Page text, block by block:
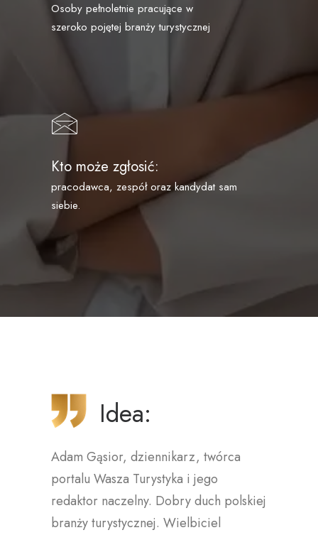
Osoby pełnoletnie pracujące w
szeroko pojętej branży turystycznej
Kto może zgłosić:
pracodawca, zespół oraz kandydat sam
siebie.
Idea:
Adam Gąsior, dziennikarz, twórca
portalu Wasza Turystyka i jego
redaktor naczelny. Dobry duch polskiej
branży turystycznej. Wielbiciel